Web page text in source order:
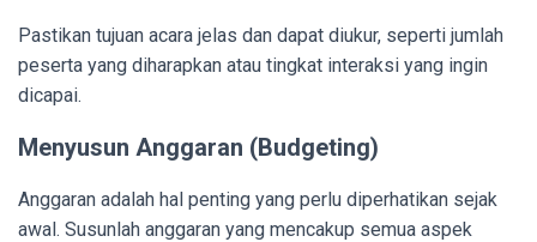
Pastikan tujuan acara jelas dan dapat diukur, seperti jumlah
peserta yang diharapkan atau tingkat interaksi yang ingin
dicapai.
Menyusun Anggaran (Budgeting)
Anggaran adalah hal penting yang perlu diperhatikan sejak
awal. Susunlah anggaran yang mencakup semua aspek